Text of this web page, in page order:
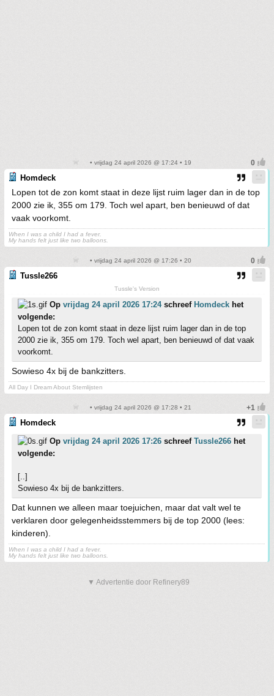
• vrijdag 24 april 2026 @ 17:24 • 19
Homdeck
Lopen tot de zon komt staat in deze lijst ruim lager dan in de top
2000 zie ik, 355 om 179. Toch wel apart, ben benieuwd of dat
vaak voorkomt.
When I was a child I had a fever.
My hands felt just like two balloons.
• vrijdag 24 april 2026 @ 17:26 • 20
Tussle266
Tussle's Version
Op vrijdag 24 april 2026 17:24schreef Homdeck het
volgende:
Lopen tot de zon komt staat in deze lijst ruim lager dan in de top
2000 zie ik, 355 om 179. Toch wel apart, ben benieuwd of dat vaak
voorkomt.
Sowieso 4x bij de bankzitters.
All Day I Dream About Stemlijsten
• vrijdag 24 april 2026 @ 17:28 • 21
Homdeck
Op vrijdag 24 april 2026 17:26 schreef Tussle266 het
volgende:
[..]
Sowieso 4x bij de bankzitters.
Dat kunnen we alleen maar toejuichen, maar dat valt wel te
verklaren door gelegenheidsstemmers bij de top 2000 (lees:
kinderen).
When I was a child I had a fever.
My hands felt just like two balloons.
▼ Advertentie door Refinery89